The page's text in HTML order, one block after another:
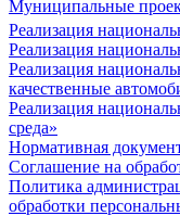
Муниципальные
Реализация
Реализация
Реализация
качественные
Реализация
среда»
Нормативная
Соглашение на
Политика
обработки